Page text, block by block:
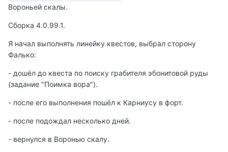
Вороньей скалы.
Сборка 4.0.99.1.
Я начал выполнять линейку квестов, выбрал сторону
Фалько:
- дошёл до квеста по поиску грабителя эбонитовой руды
(задание "Поимка вора").
- после его выполнения пошёл к Карниусу в форт.
- после подождал несколько дней.
- вернулся в Воронью скалу.